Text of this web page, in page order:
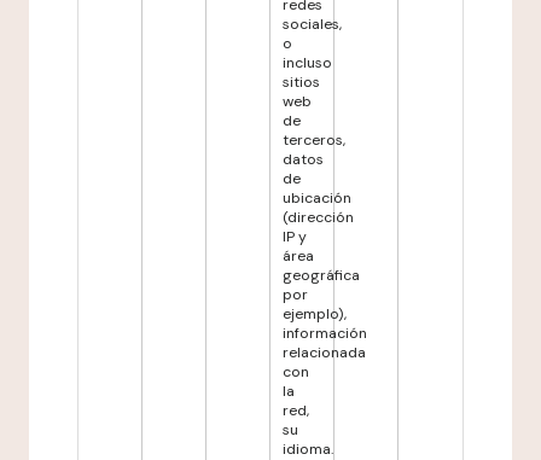
redes
sociales,
o
incluso
sitios
web
de
terceros,
datos
de
ubicación
(dirección
IP y
área
geográfica
por
ejemplo),
información
relacionada
con
la
red,
su
idioma.